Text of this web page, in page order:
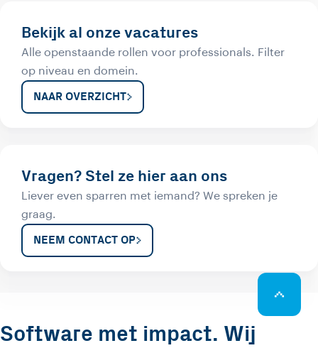
Bekijk al onze vacatures
Alle openstaande rollen voor professionals. Filter
op niveau en domein.
NAAR OVERZICHT
Vragen? Stel ze hier aan ons
Liever even sparren met iemand? We spreken je
graag.
NEEM CONTACT OP
Software met impact. Wij